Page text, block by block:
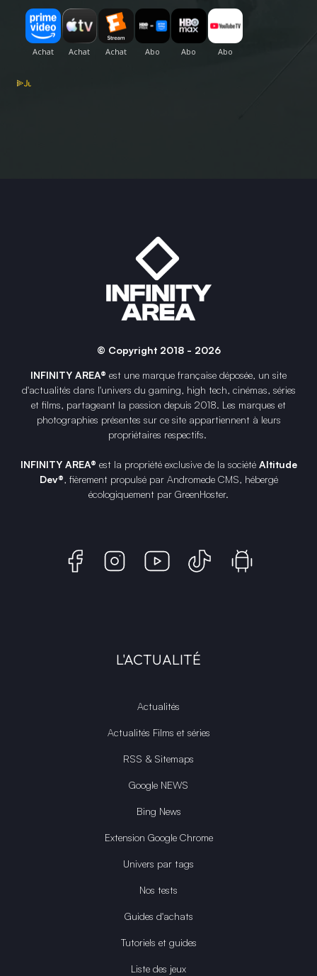
© Copyright 2018 - 2026
INFINITY AREA® est une marque française déposée, un site
d'actualités dans l'univers du gaming, high tech, cinémas, séries
et films, partageant la passion depuis 2018. Les marques et
photographies présentes sur ce site appartiennent à leurs
propriétaires respectifs.
INFINITY AREA® est la propriété exclusive de la société Altitude
Dev®, fièrement propulsé par Andromede CMS, hébergé
écologiquement par GreenHoster.
L'ACTUALITÉ
Actualités
Actualités Films et séries
RSS & Sitemaps
Google NEWS
Bing News
Extension Google Chrome
Univers par tags
Nos tests
Guides d'achats
Tutoriels et guides
Liste des jeux